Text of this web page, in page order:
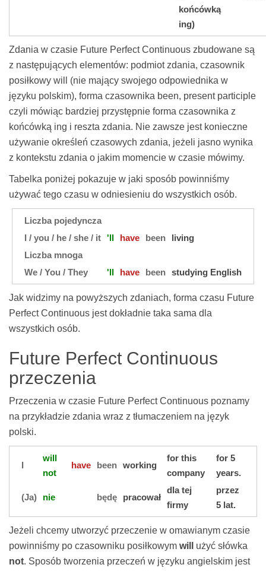
końcówką
ing)
Zdania w czasie Future Perfect Continuous zbudowane są
z następujących elementów: podmiot zdania, czasownik
posiłkowy will (nie mający swojego odpowiednika w
języku polskim), forma czasownika been, present participle
czyli mówiąc bardziej przystępnie forma czasownika z
końcówką ing i reszta zdania. Nie zawsze jest konieczne
używanie określeń czasowych zdania, jeżeli jasno wynika
z kontekstu zdania o jakim momencie w czasie mówimy.
Tabelka poniżej pokazuje w jaki sposób powinniśmy
używać tego czasu w odniesieniu do wszystkich osób.
Liczba pojedyncza
I / you / he / she / it 'll have been
living
Liczba mnoga
We / You / They
'll have been studying English
Jak widzimy na powyższych zdaniach, forma czasu Future
Perfect Continuous jest dokładnie taka sama dla
wszystkich osób.
Future Perfect Continuous
przeczenia
Przeczenia w czasie Future Perfect Continuous poznamy
na przykładzie zdania wraz z tłumaczeniem na język
polski.
I
will
not
have been working
for this
company
for 5
years.
(Ja) nie będę pracował
dla tej
firmy
przez
5 lat.
Jeżeli chcemy utworzyć przeczenie w omawianym czasie
powinniśmy po czasowniku posiłkowym will
użyć słówka
not. Sposób tworzenia przeczeń w języku angielskim jest